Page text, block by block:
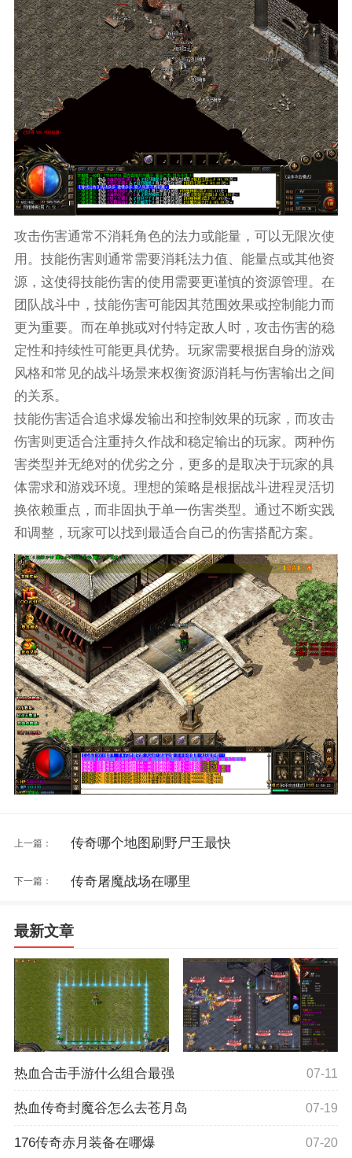
攻击伤害通常不消耗角色的法力或能量，可以无限次使
用。技能伤害则通常需要消耗法力值、能量点或其他资
源，这使得技能伤害的使用需要更谨慎的资源管理。在
团队战斗中，技能伤害可能因其范围效果或控制能力而
更为重要。而在单挑或对付特定敌人时，攻击伤害的稳
定性和持续性可能更具优势。玩家需要根据自身的游戏
风格和常见的战斗场景来权衡资源消耗与伤害输出之间
的关系。
技能伤害适合追求爆发输出和控制效果的玩家，而攻击
伤害则更适合注重持久作战和稳定输出的玩家。两种伤
害类型并无绝对的优劣之分，更多的是取决于玩家的具
体需求和游戏环境。理想的策略是根据战斗进程灵活切
换依赖重点，而非固执于单一伤害类型。通过不断实践
和调整，玩家可以找到最适合自己的伤害搭配方案。
上一篇： 传奇哪个地图刷野尸王最快
下一篇： 传奇屠魔战场在哪里
最新文章
热血合击手游什么组合最强 07-11
热血传奇封魔谷怎么去苍月岛 07-19
176传奇赤月装备在哪爆 07-20